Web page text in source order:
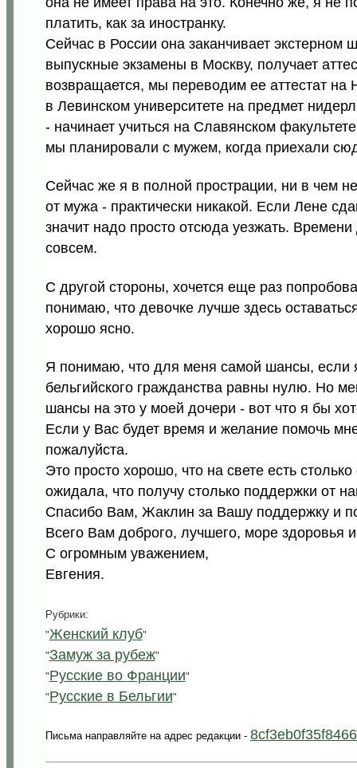
платить, как за иностранку.
Сейчас в России она заканчивает экстерном
выпускные экзамены в Москву, получает
возвращается, мы переводим ее аттестат на
в Левинском университете на предмет
- начинает учиться на Славянском
мы планировали с мужем, когда приехали
Сейчас же я в полной прострации, ни в чем
от мужа - практически никакой. Если Лене
значит надо просто отсюда уезжать.
совсем.
С другой стороны, хочется еще раз
понимаю, что девочке лучше здесь
хорошо ясно.
Я понимаю, что для меня самой шансы, если
бельгийского гражданства равны нулю. Но
шансы на это у моей дочери - вот что я бы
Если у Вас будет время и желание помочь
пожалуйста.
Это просто хорошо, что на свете есть
ожидала, что получу столько поддержки от
Спасибо Вам, Жаклин за Вашу поддержку и
Всего Вам доброго, лучшего, море здоровья
С огромным уважением,
Евгения.
Рубрики:
"Женский клуб"
"Замуж за рубеж"
"Русские во Франции"
"Русские в Бельгии"
Письма направляйте на адрес редакции -